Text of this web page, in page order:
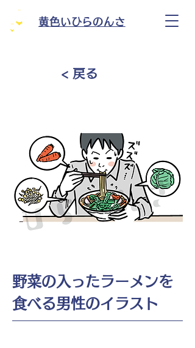
黄色いひらのんさ
< 戻る
野菜の入ったラーメンを
食べる男性のイラスト